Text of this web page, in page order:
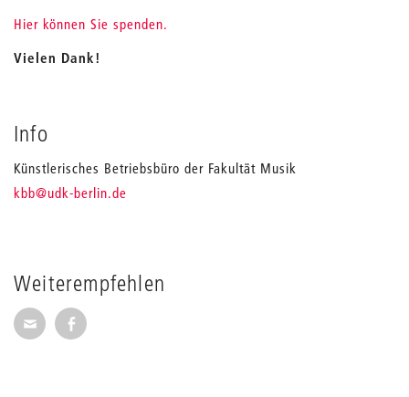
Weiterempfehlen
Seite per E-Mail weiterempfehlen
Seite auf Facebook weiterempfehlen
Hier können Sie spenden.
Vielen Dank!
Info
Künstlerisches Betriebsbüro der Fakultät Musik
kbb_
@udk-berlin.de